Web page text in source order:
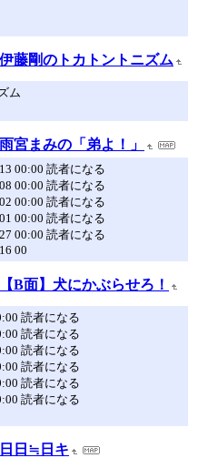
伊藤剛のトカトントニズム
ム
雨宮まみの「弟よ！」
00:00 読者になる
00:00 読者になる
00:00 読者になる
00:00 読者になる
00:00 読者になる
00
【B面】犬にかぶらせろ！
読者になる
読者になる
読者になる
読者になる
読者になる
読者になる
日日≒日キ